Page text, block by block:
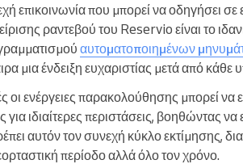
επικοινωνία που μπορεί να οδηγήσει
ραντεβού του Reservio είναι το
αυτοματοποιημένων
μια ένδειξη ευχαριστίας μετά από κάθε
οι ενέργειες παρακολούθησης μπορεί να
για ιδιαίτερες περιστάσεις, βοηθώντας
αυτόν τον συνεχή κύκλο εκτίμησης,
περίοδο αλλά όλο τον χρόνο.